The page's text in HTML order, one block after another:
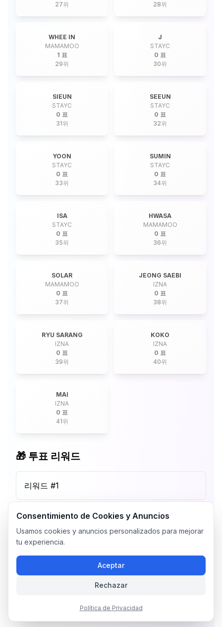
27위
28위
WHEE IN
MAMAMOO
1 표
29위
J
STAYC
0 표
30위
SIEUN
STAYC
0 표
31위
SEEUN
STAYC
0 표
32위
YOON
STAYC
0 표
33위
SUMIN
STAYC
0 표
34위
ISA
STAYC
0 표
35위
HWASA
MAMAMOO
0 표
36위
SOLAR
MAMAMOO
0 표
37위
JEONG SAEBI
IZNA
0 표
38위
RYU SARANG
IZNA
0 표
39위
KOKO
IZNA
0 표
40위
MAI
IZNA
0 표
41위
🎁 투표 리워드
리워드 #1
Consentimiento de Cookies y Anuncios
Usamos cookies y anuncios personalizados para mejorar
tu experiencia.
Aceptar
Rechazar
Política de Privacidad